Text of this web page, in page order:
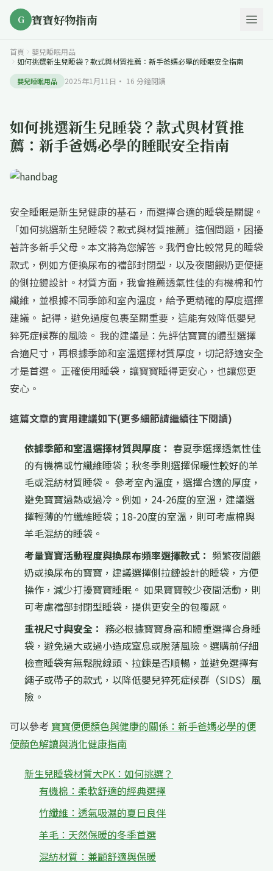
G 寶寶好物指南
首頁
嬰兒睡眠用品
如何挑選新生兒睡袋？款式與材質推薦：新手爸媽必學的睡眠安全指南
嬰兒睡眠用品 2025年1月11日 · 16 分鐘閱讀
如何挑選新生兒睡袋？款式與材質推
薦：新手爸媽必學的睡眠安全指南
安全睡眠是新生兒健康的基石，而選擇合適的睡袋是關鍵。
「如何挑選新生兒睡袋？款式與材質推薦」這個問題，困擾
著許多新手父母。本文將為您解答。我們會比較常見的睡袋
款式，例如方便換尿布的襠部封閉型，以及夜間餵奶更便捷
的側拉鏈設計。材質方面，我會推薦透氣性佳的有機棉和竹
纖維，並根據不同季節和室內溫度，給予更精確的厚度選擇
建議。 記得，避免過度包裹至關重要，這能有效降低嬰兒
猝死症候群的風險。 我的建議是：先評估寶寶的體型選擇
合適尺寸，再根據季節和室溫選擇材質厚度，切記舒適安全
才是首選。 正確使用睡袋，讓寶寶睡得更安心，也讓您更
安心。
這篇文章的實用建議如下(更多細節請繼續往下閱讀)
依據季節和室溫選擇材質與厚度： 春夏季選擇透氣性佳
的有機棉或竹纖維睡袋；秋冬季則選擇保暖性較好的羊
毛或混紡材質睡袋。 參考室內溫度，選擇合適的厚度，
避免寶寶過熱或過冷。例如，24-26度的室溫，建議選
擇輕薄的竹纖維睡袋；18-20度的室溫，則可考慮棉與
羊毛混紡的睡袋。
考量寶寶活動程度與換尿布頻率選擇款式： 頻繁夜間餵
奶或換尿布的寶寶，建議選擇側拉鏈設計的睡袋，方便
操作，減少打擾寶寶睡眠。 如果寶寶較少夜間活動，則
可考慮襠部封閉型睡袋，提供更安全的包覆感。
重視尺寸與安全： 務必根據寶寶身高和體重選擇合身睡
袋，避免過大或過小造成窒息或脫落風險。選購前仔細
檢查睡袋有無鬆脫線頭、拉鍊是否順暢，並避免選擇有
繩子或帶子的款式，以降低嬰兒猝死症候群（SIDS）風
險。
可以參考 寶寶便便顏色與健康的關係：新手爸媽必學的便
便顏色解讀與消化健康指南
新生兒睡袋材質大PK：如何挑選？
有機棉：柔軟舒適的經典選擇
竹纖維：透氣吸濕的夏日良伴
羊毛：天然保暖的冬季首選
混紡材質：兼顧舒適與保暖